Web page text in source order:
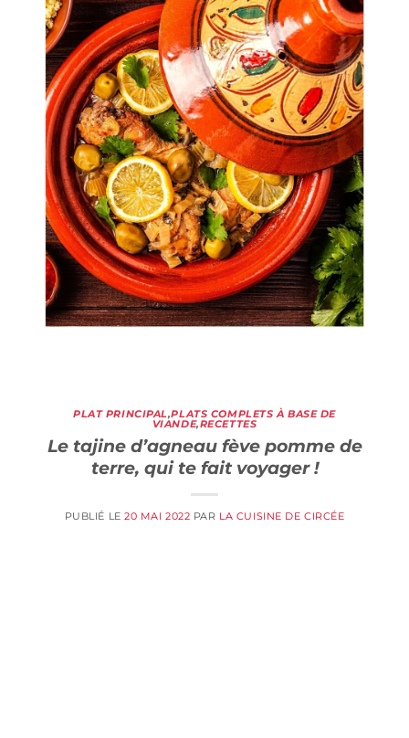
PLAT PRINCIPAL,PLATS COMPLETS À BASE DE
VIANDE,RECETTES
Le tajine d’agneau fève pomme de
terre, qui te fait voyager !
PUBLIÉ LE20 MAI 2022 PAR LA CUISINE DE CIRCÉE